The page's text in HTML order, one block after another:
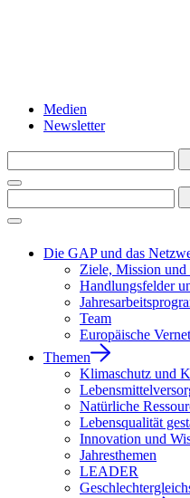
Medien
Newsletter
Die GAP und das
Ziele, Mission und
Handlungsfelder
Team
Europäische
Themen
Klimaschutz und
Natürliche
Lebensqualität
Innovation und
Jahresthemen
LEADER